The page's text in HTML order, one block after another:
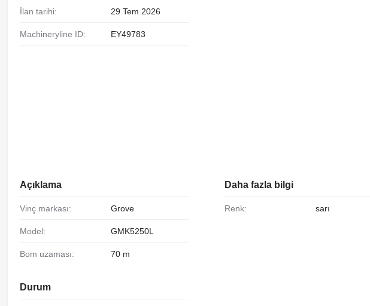
İlan tarihi: 29 Tem 2026
Machineryline ID: EY49783
Açıklama
Vinç markası: Grove
Model: GMK5250L
Bom uzaması: 70 m
Durum
Daha fazla bilgi
Renk: sarı